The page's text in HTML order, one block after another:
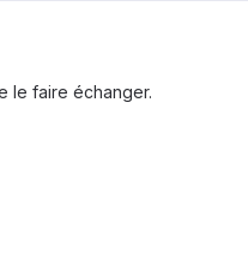
le faire échanger.